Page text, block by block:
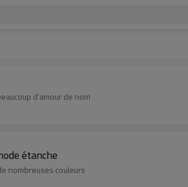
d'amour de nom
étanche
nombreuses couleurs